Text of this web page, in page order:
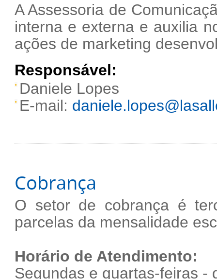
A Assessoria de
interna e externa e auxilia
ações de marketing
Responsável:
Daniele Lopes
E-mail:
Cobrança
O setor de cobrança é
parcelas da mensalidade
Horário de Atendimento:
Segundas e quartas-feiras -